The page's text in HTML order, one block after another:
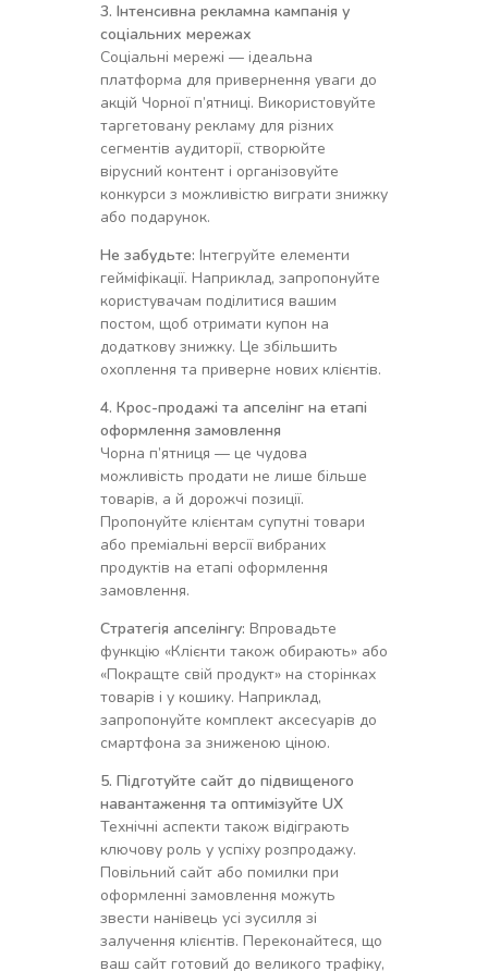
3. Інтенсивна рекламна кампанія у
соціальних мережах
Соціальні мережі — ідеальна
платформа для привернення уваги до
акцій Чорної п’ятниці. Використовуйте
таргетовану рекламу для різних
сегментів аудиторії, створюйте
вірусний контент і організовуйте
конкурси з можливістю виграти знижку
або подарунок.
Не забудьте: Інтегруйте елементи
гейміфікації. Наприклад, запропонуйте
користувачам поділитися вашим
постом, щоб отримати купон на
додаткову знижку. Це збільшить
охоплення та приверне нових клієнтів.
4. Крос-продажі та апселінг на етапі
оформлення замовлення
Чорна п’ятниця — це чудова
можливість продати не лише більше
товарів, а й дорожчі позиції.
Пропонуйте клієнтам супутні товари
або преміальні версії вибраних
продуктів на етапі оформлення
замовлення.
Стратегія апселінгу: Впровадьте
функцію «Клієнти також обирають» або
«Покращте свій продукт» на сторінках
товарів і у кошику. Наприклад,
запропонуйте комплект аксесуарів до
смартфона за зниженою ціною.
5. Підготуйте сайт до підвищеного
навантаження та оптимізуйте UX
Технічні аспекти також відіграють
ключову роль у успіху розпродажу.
Повільний сайт або помилки при
оформленні замовлення можуть
звести нанівець усі зусилля зі
залучення клієнтів. Переконайтеся, що
ваш сайт готовий до великого трафіку,